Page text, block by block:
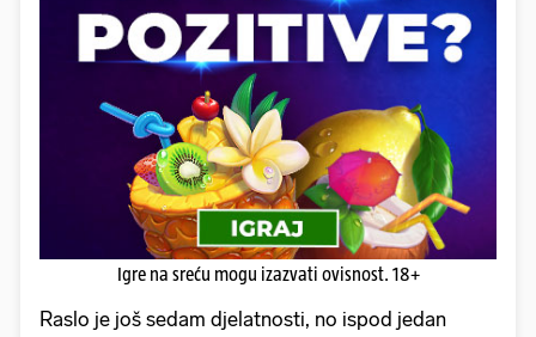
Igre na sreću mogu izazvati ovisnost. 18+
Raslo je još sedam djelatnosti, no ispod jedan